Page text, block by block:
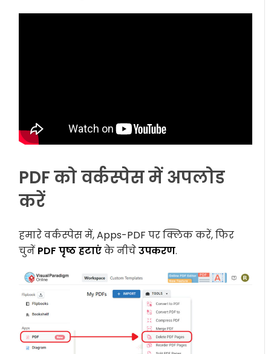
PDF को वर्कस्पेस में अपलोड
करें
हमारे वर्कस्पेस में, Apps-PDF पर क्लिक करें, फिर
चुनें PDF पृष्ठ हटाएंके नीचेउपकरण.